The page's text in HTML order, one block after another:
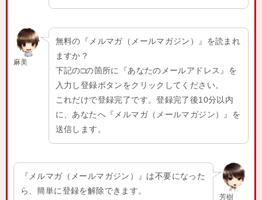
麻美
無料の『メルマガ（メールマガジン）』を読まれ
ますか？
下記の□の箇所に『あなたのメールアドレス』を
入力し登録ボタンをクリックしてください。
これだけで登録完了です。登録完了後10分以内
に、あなたへ『メルマガ（メールマガジン）』を
送信します。
芳樹
『メルマガ（メールマガジン）』は不要になった
ら、簡単に登録を解除できます。